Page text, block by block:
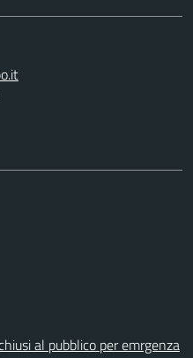
al pubblico per emrgenza